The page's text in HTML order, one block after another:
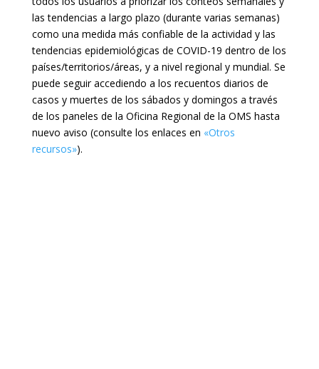
las tendencias a largo plazo (durante varias semanas)
como una medida más confiable de la actividad y las
tendencias epidemiológicas de COVID-19 dentro de los
países/territorios/áreas, y a nivel regional y mundial. Se
puede seguir accediendo a los recuentos diarios de
casos y muertes de los sábados y domingos a través
de los paneles de la Oficina Regional de la OMS hasta
nuevo aviso (consulte los enlaces en «Otros
recursos»).